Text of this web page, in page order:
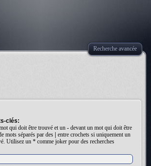
Recherche avancée
clés:
qui doit être trouvé et un - devant un mot qui doit être
mots séparés par des
entre crochets si uniquement un
Utilisez un * comme joker pour des recherches